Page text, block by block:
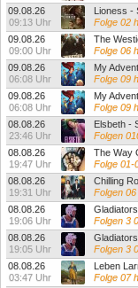
09.08.26
09:13 Uhr
Lioness -
Folge 02
09.08.26
09:00 Uhr
The
Folge 06
09.08.26
06:08 Uhr
My
Folge 09
09.08.26
06:08 Uhr
My
Folge 09
08.08.26
23:46 Uhr
Elsbeth -
Folgen
08.08.26
19:47 Uhr
The Way
Folge 01-
08.08.26
19:31 Uhr
Chilling
Folgen
08.08.26
19:06 Uhr
Folgen 3
08.08.26
19:05 Uhr
Folgen 3
08.08.26
03:47 Uhr
Leben
Folge 07